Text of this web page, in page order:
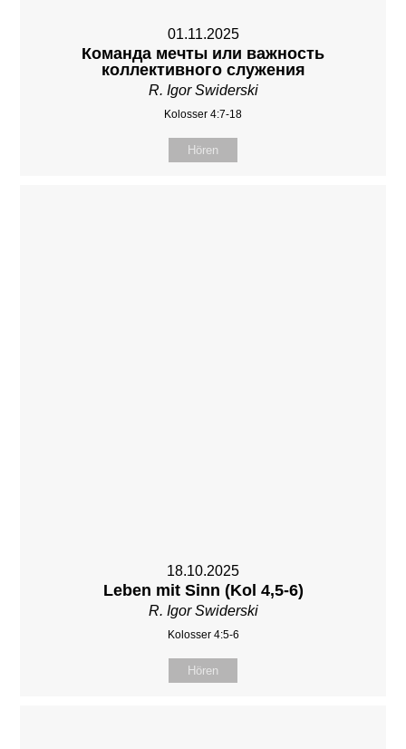
01.11.2025
Команда мечты или важность
коллективного служения
R. Igor Swiderski
Kolosser 4:7-18
Hören
18.10.2025
Leben mit Sinn (Kol 4,5-6)
R. Igor Swiderski
Kolosser 4:5-6
Hören